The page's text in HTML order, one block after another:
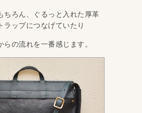
ちろん、ぐるっと入れた厚革
ラップにつなげていたり
らの流れを一番感じます。